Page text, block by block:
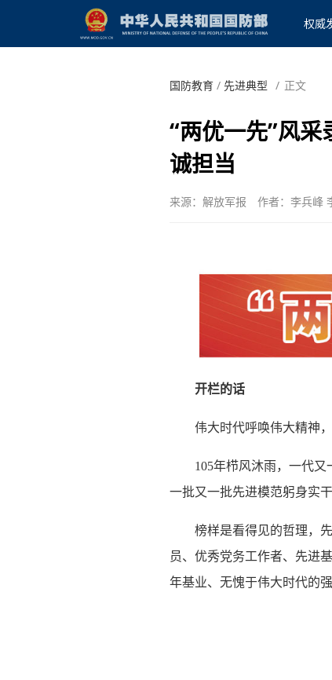
权威
国防教育/ 先进典型 / 正文
“两优一先”风
诚担当
来源：解放军报 作者：李兵峰
开栏的话
伟大时代呼唤伟大精神
105年栉风沐雨，一代
一批又一批先进模范躬身实
榜样是看得见的哲理，
员、优秀党务工作者、先进
年基业、无愧于伟大时代的